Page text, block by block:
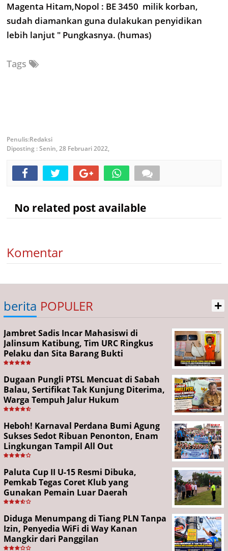
Magenta Hitam,Nopol : BE 3450 milik korban,
sudah diamankan guna dulakukan penyidikan
lebih lanjut " Pungkasnya. (humas)
Tags
Redaksi
Diposting :Senin, 28 Februari 2022,
No related post available
Komentar
berita POPULER +
Jambret Sadis Incar Mahasiswi di
Jalinsum Katibung, Tim URC Ringkus
Pelaku dan Sita Barang Bukti
Dugaan Pungli PTSL Mencuat di Sabah
Balau, Sertifikat Tak Kunjung Diterima,
Warga Tempuh Jalur Hukum
Heboh! Karnaval Perdana Bumi Agung
Sukses Sedot Ribuan Penonton, Enam
Lingkungan Tampil All Out
Paluta Cup II U-15 Resmi Dibuka,
Pemkab Tegas Coret Klub yang
Gunakan Pemain Luar Daerah
Diduga Menumpang di Tiang PLN Tanpa
Izin, Penyedia WiFi di Way Kanan
Mangkir dari Panggilan